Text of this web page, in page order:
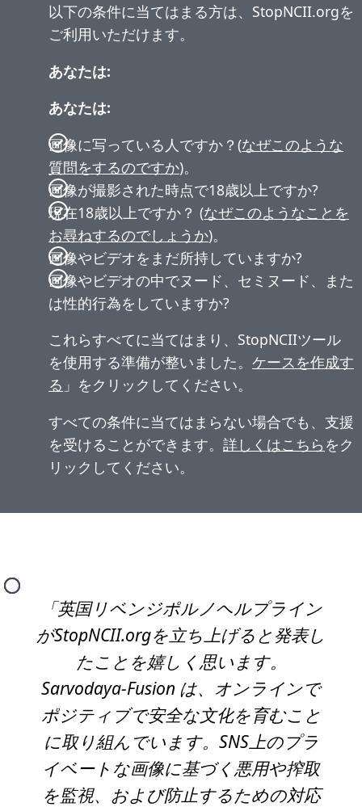
以下の条件に当てはまる方は、StopNCII.orgを
ご利用いただけます。
あなたは:
あなたは:
画像に写っている人ですか？(なぜこのような
質問をするのですか)。
画像が撮影された時点で18歳以上ですか?
現在18歳以上ですか？ (なぜこのようなことを
お尋ねするのでしょうか)。
画像やビデオをまだ所持していますか?
画像やビデオの中でヌード、セミヌード、また
は性的行為をしていますか?
これらすべてに当てはまり、StopNCIIツール
を使用する準備が整いました。 ケースを作成す
る 」をクリックしてください。
すべての条件に当てはまらない場合でも、支援
を受けることができます。 詳しくはこちら をク
リックしてください。
「英国リベンジポルノヘルプライン
がStopNCII.orgを立ち上げると発表し
たことを嬉しく思います。
Sarvodaya-Fusion は、オンラインで
ポジティブで安全な文化を育むこと
に取り組んでいます。SNS上のプラ
イベートな画像に基づく悪用や搾取
を監視、および防止するための対応